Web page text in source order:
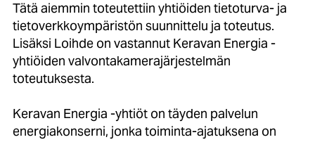
Tätä aiemmin toteutettiin yhtiöiden tietoturva- ja
tietoverkkoympäristön suunnittelu ja toteutus.
Lisäksi Loihde on vastannut Keravan Energia -
yhtiöiden valvontakamerajärjestelmän
toteutuksesta.
Keravan Energia -yhtiöt on täyden palvelun
energiakonserni, jonka toiminta-ajatuksena on